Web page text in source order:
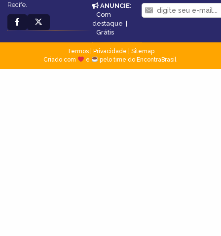
Recife.
ANUNCIE:
Com
destaque |
Grátis
Termos| Privacidade
Sitemap
Criado com
e pelo time do EncontraBrasil